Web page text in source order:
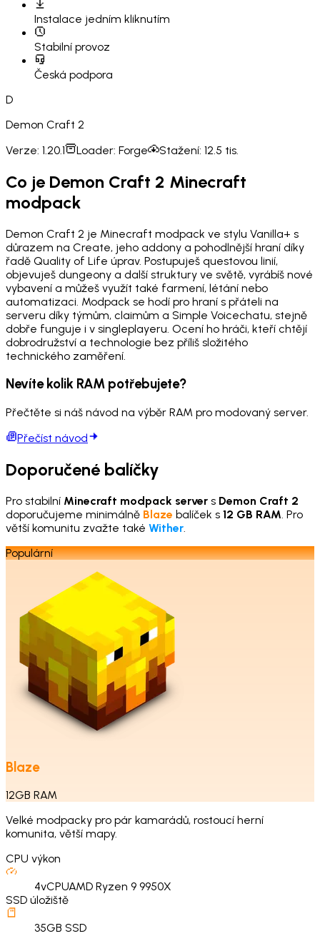
Instalace jedním kliknutím
Stabilní provoz
Česká podpora
D
Demon Craft 2
Verze: 1.20.1 Loader: Forge Stažení: 12.5 tis.
Co je Demon Craft 2 Minecraft
modpack
Demon Craft 2 je Minecraft modpack ve stylu Vanilla+ s
důrazem na Create, jeho addony a pohodlnější hraní díky
řadě Quality of Life úprav. Postupuješ questovou linií,
objevuješ dungeony a další struktury ve světě, vyrábíš nové
vybavení a můžeš využít také farmení, létání nebo
automatizaci. Modpack se hodí pro hraní s přáteli na
serveru díky týmům, claimům a Simple Voicechatu, stejně
dobře funguje i v singleplayeru. Ocení ho hráči, kteří chtějí
dobrodružství a technologie bez příliš složitého
technického zaměření.
Nevíte kolik RAM potřebujete?
Přečtěte si náš návod na výběr RAM pro modovaný server.
Přečíst návod
Doporučené balíčky
Pro stabilní Minecraft modpack server s Demon Craft 2
doporučujeme minimálně Blaze balíček s 12 GB RAM. Pro
větší komunitu zvažte také Wither.
Populární
Blaze
12GB RAM
Velké modpacky pro pár kamarádů, rostoucí herní
komunita, větší mapy.
CPU výkon
4vCPUAMD Ryzen 9 9950X
SSD úložiště
35GB SSD